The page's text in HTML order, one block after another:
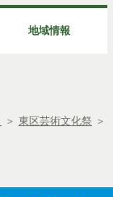
地域情報
＞ 東区芸術文化祭 ＞